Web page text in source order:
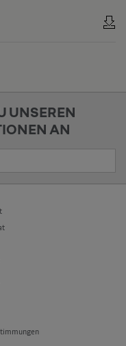
UNSEREN
AN